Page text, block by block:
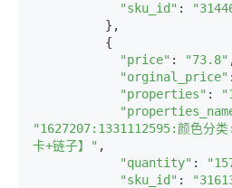
"sku_id" :
"price" : "73.8"
"orginal_price"
"properties" :
"1627207:1331112595:颜色分类
卡+链子】" ,
"quantity" :
"sku_id" :